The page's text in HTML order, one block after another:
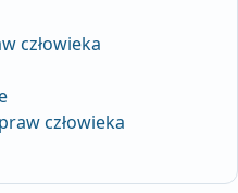
człowieka
człowieka